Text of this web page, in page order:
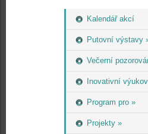
Kalendář akcí
Putovní výstavy
Večerní
Inovativní
Program pro »
Projekty »